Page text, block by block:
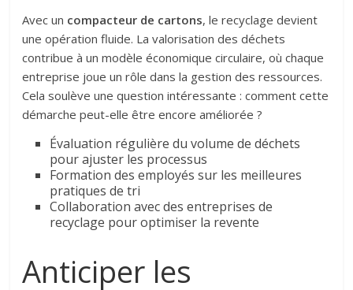
Avec un compacteur de cartons, le recyclage devient
une opération fluide. La valorisation des déchets
contribue à un modèle économique circulaire, où chaque
entreprise joue un rôle dans la gestion des ressources.
Cela soulève une question intéressante : comment cette
démarche peut-elle être encore améliorée ?
Évaluation régulière du volume de déchets
pour ajuster les processus
Formation des employés sur les meilleures
pratiques de tri
Collaboration avec des entreprises de
recyclage pour optimiser la revente
Anticiper les